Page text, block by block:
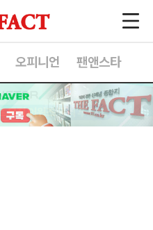
오피니언 팬앤스타